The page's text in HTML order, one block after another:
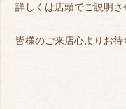
詳しくは店頭でご説明
皆様のご来店心よりお